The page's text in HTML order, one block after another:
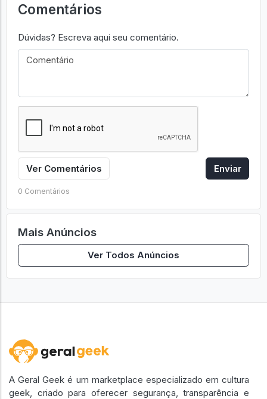
Comentários
Dúvidas? Escreva aqui seu comentário.
Ver Comentários Enviar
0 Comentários
Mais Anúncios
Ver Todos Anúncios
A Geral Geek é um marketplace especializado em cultura
geek, criado para oferecer segurança, transparência e